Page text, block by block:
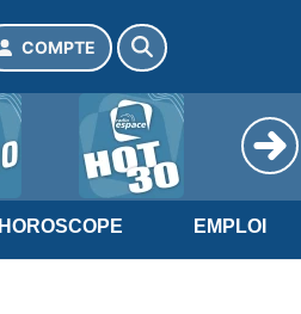
COMPTE
HOROSCOPE EMPLOI